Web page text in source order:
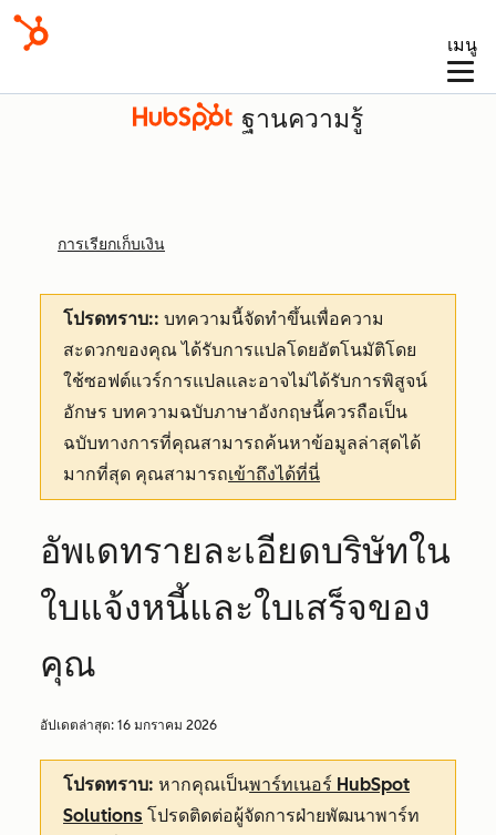
เมนู
ฐานความรู้
การเรียกเก็บเงิน
โปรดทราบ:: บทความนี้จัดทำขึ้นเพื่อความ
สะดวกของคุณได้รับการแปลโดยอัตโนมัติโดย
ใช้ซอฟต์แวร์การแปลและอาจไม่ได้รับการพิสูจน์
อักษร บทความฉบับภาษาอังกฤษนี้ควรถือเป็น
ฉบับทางการที่คุณสามารถค้นหาข้อมูลล่าสุดได้
มากที่สุด คุณสามารถเข้าถึงได้ที่นี่
อัพเดทรายละเอียดบริษัทใน
ใบแจ้งหนี้และใบเสร็จของ
คุณ
อัปเดตล่าสุด: 16 มกราคม 2026
โปรดทราบ: หากคุณเป็นพาร์ทเนอร์ HubSpot
Solutions โปรดติดต่อผู้จัดการฝ่ายพัฒนาพาร์ท